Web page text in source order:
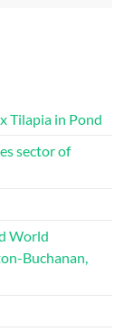
Tilapia in Pond
sector of
World
Buchanan,